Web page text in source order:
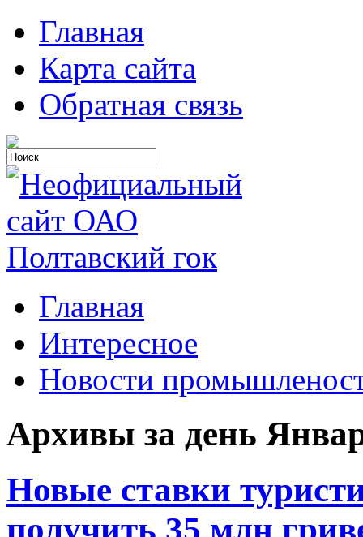
Главная
Карта сайта
Обратная связь
Главная
Интересное
Новости
Архивы за день
Новые ставки
получить 35 млн